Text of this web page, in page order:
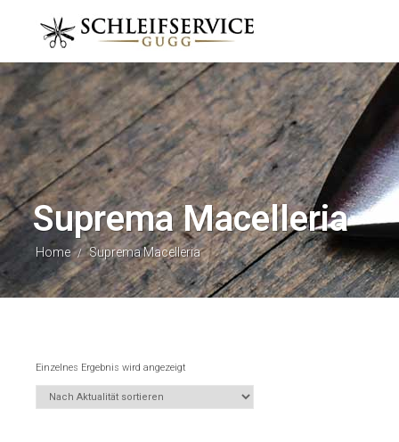
Suprema Macelleria
Home / Suprema Macelleria
Einzelnes Ergebnis wird angezeigt